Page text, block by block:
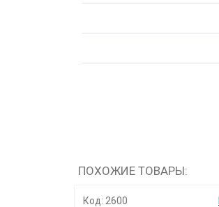
ПОХОЖИЕ ТОВАРЫ:
Код: 2600